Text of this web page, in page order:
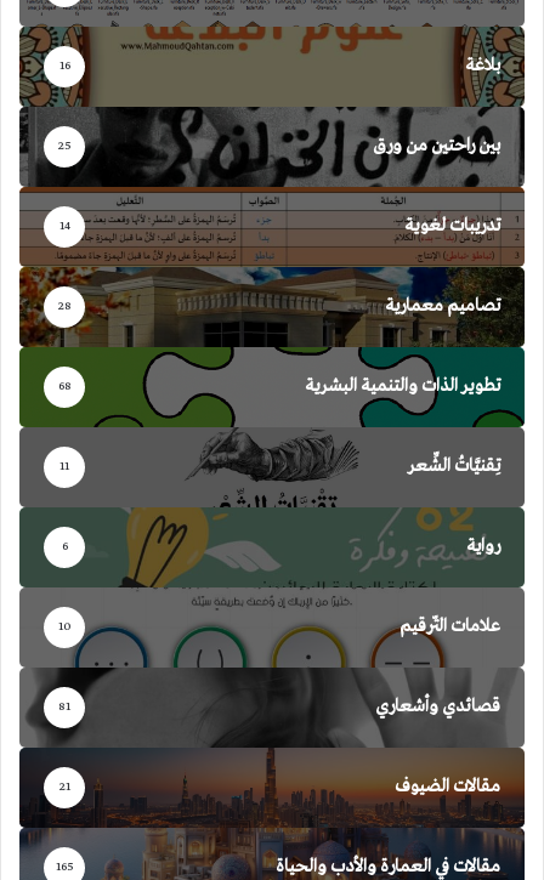
بلاغة 16
بين راحتين من ورق 25
تدريبات لغوية 14
تصاميم معمارية 28
تطوير الذات والتنمية البشرية 68
تِقنيَّاتُ الشِّعر 11
رواية 6
علامات التّرقيم 10
قصائدي وأشعاري 81
مقالات الضيوف 21
مقالات في العمارة والأدب والحياة 165